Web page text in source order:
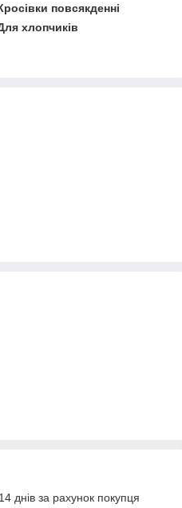
повсякденні
хлопчиків
днів за рахунок покупця